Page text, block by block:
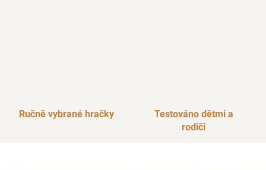
Ručně vybrané hračky
Testováno dětmi a
rodiči